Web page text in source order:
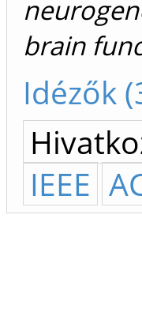
brain
Idézők
IEEE